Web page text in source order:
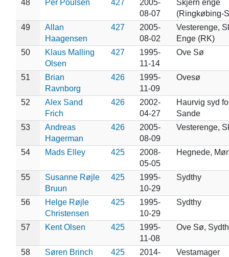
48 Per Poulsen 427
2005-
08-07
Skjern enge
(Ringkøbing-
49
Allan
Haagensen
427
2005-
08-02
Vesterenge,
Enge (RK)
50
Klaus Malling
Olsen
427
1995-
11-14
Ove Sø
51
Brian
Ravnborg
426
1995-
11-09
Ovesø
52
Alex Sand
Frich
426
2002-
04-27
Haurvig syd
Sande
53
Andreas
Hagerman
426
2005-
08-09
Vesterenge,
54 Mads Elley 425
2008-
05-05
Hegnede,
55
Susanne Røjle
Bruun
425
1995-
10-29
Sydthy
56
Helge Røjle
Christensen
425
1995-
10-29
Sydthy
57 Kent Olsen 425
1995-
11-08
Ove Sø,
58 Søren Brinch 425
2014-
Vestamager